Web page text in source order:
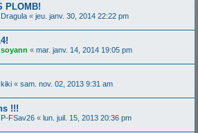
PLOMB!
Dragula « jeu. janv. 30, 2014 22:22 pm
soyann « mar. janv. 14, 2014 19:05 pm
kiki « sam. nov. 02, 2013 9:31 am
!!!
P-FSav26 « lun. juil. 15, 2013 20:36 pm